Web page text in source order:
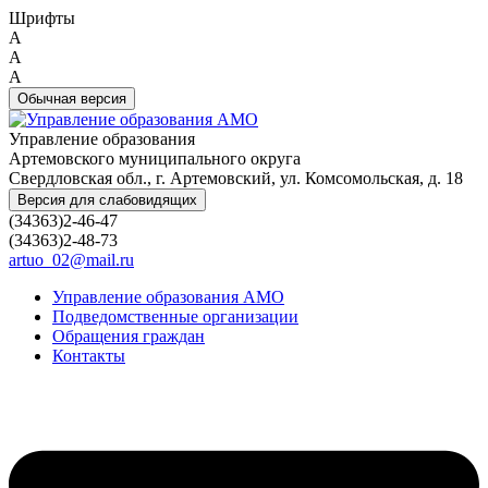
Шрифты
A
A
A
Обычная версия
Управление образования
Артемовского муниципального округа
Свердловская обл., г. Артемовский, ул. Комсомольская, д. 18
Версия для слабовидящих
(34363)2-46-47
(34363)2-48-73
artuo_02@mail.ru
Управление образования АМО
Подведомственные организации
Обращения граждан
Контакты